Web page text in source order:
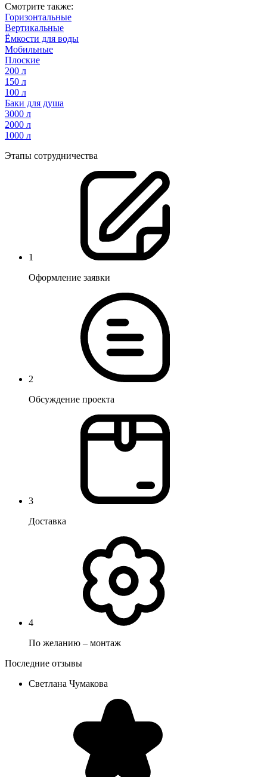
Смотрите также:
Горизонтальные
Вертикальные
Ёмкости для воды
Мобильные
Плоские
200 л
150 л
100 л
Баки для душа
3000 л
2000 л
1000 л
Этапы сотрудничества
1
Оформление заявки
2
Обсуждение проекта
3
Доставка
4
По желанию – монтаж
Последние отзывы
Светлана Чумакова